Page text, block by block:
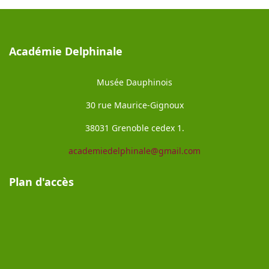
Académie Delphinale
Musée Dauphinois
30 rue Maurice-Gignoux
38031 Grenoble cedex 1.
academiedelphinale@gmail.com
Plan d'accès